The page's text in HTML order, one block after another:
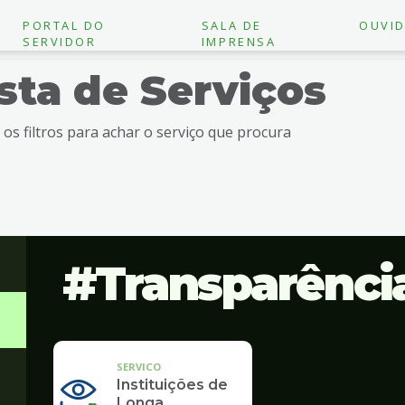
PORTAL DO
SERVIDOR
SALA DE
IMPRENSA
de Serviços
os filtros para achar o serviço que procura
SERVICO
Instituições de